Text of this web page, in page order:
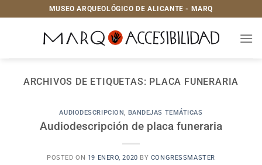
al
MUSEO ARQUEOLÓGICO DE ALICANTE - MARQ
ARCHIVOS DE ETIQUETAS: PLACA FUNERARIA
AUDIODESCRIPCION, BANDEJAS TEMÁTICAS
Audiodescripción de placa funeraria
POSTED ON 19 ENERO, 2020 BY CONGRESSMASTER